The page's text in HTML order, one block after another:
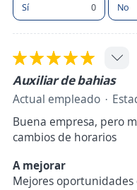
Sí 0 No
Auxiliar de bahias
Actual empleado
Buena empresa, pero
cambios de horarios
A mejorar
Mejores